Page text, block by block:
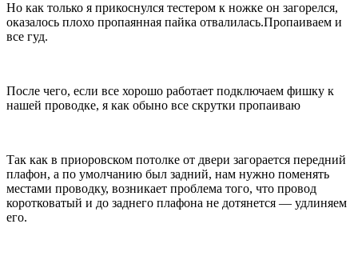
Но как только я прикоснулся тестером к ножке он загорелся,
оказалось плохо пропаянная пайка отвалилась.Пропаиваем и
все гуд.
После чего, если все хорошо работает подключаем фишку к
нашей проводке, я как обыно все скрутки пропаиваю
Так как в приоровском потолке от двери загорается передний
плафон, а по умолчанию был задний, нам нужно поменять
местами проводку, возникает проблема того, что провод
коротковатый и до заднего плафона не дотянется — удлиняем
его.